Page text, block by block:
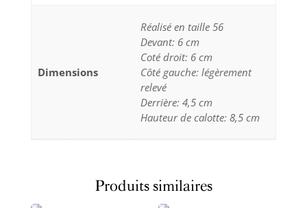
Dimensions
Réalisé en taille 56
Devant: 6 cm
Coté droit: 6 cm
Côté gauche: légèrement
relevé
Derrière: 4,5 cm
Hauteur de calotte: 8,5 cm
Produits similaires